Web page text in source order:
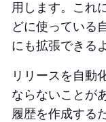
用します。これ
どに使っている
にも拡張できる
リリースを自動
ならないことが
履歴を作成する